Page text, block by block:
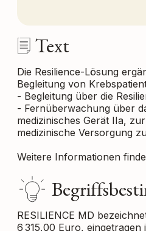
Text
Die Resilience-Lösung
Begleitung von
- Begleitung über die
- Fernüberwachung über
medizinisches Gerät IIa,
medizinische Versorgung
Weitere Informationen
RESILIENCE MD
6 315,00 Euro,